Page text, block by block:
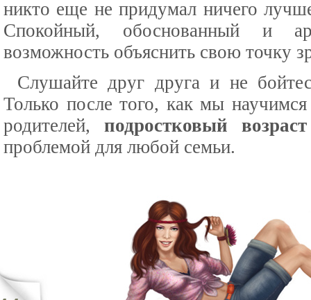
никто еще не придумал ничего
Спокойный, обоснованный и
возможность объяснить свою точку
Слушайте друг друга и не
Только после того, как мы
родителей, подростковый возраст
проблемой для любой семьи.